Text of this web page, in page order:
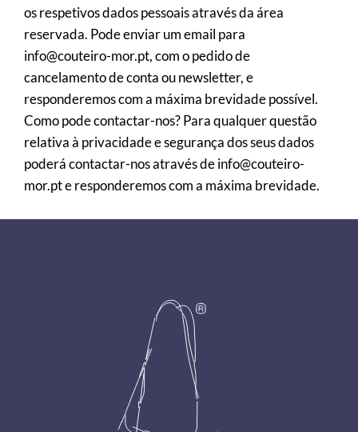
os respetivos dados pessoais através da área
reservada. Pode enviar um email para
info@couteiro-mor.pt, com o pedido de
cancelamento de conta ou newsletter, e
responderemos com a máxima brevidade possível.
Como pode contactar-nos? Para qualquer questão
relativa à privacidade e segurança dos seus dados
poderá contactar-nos através de info@couteiro-
mor.pt e responderemos com a máxima brevidade.